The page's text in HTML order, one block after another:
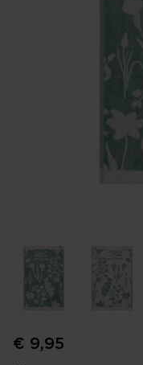
€ 9,95